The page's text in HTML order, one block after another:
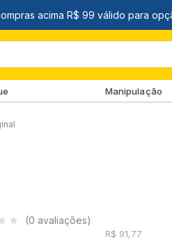
Manipulação
(0 avaliações)
R$ 91,77